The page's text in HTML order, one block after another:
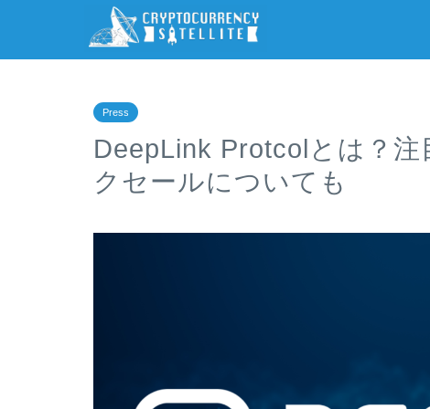
Press
DeepLink Protcolとは？
クセールについても